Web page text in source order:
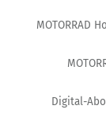
MOTORRAD
Digital-